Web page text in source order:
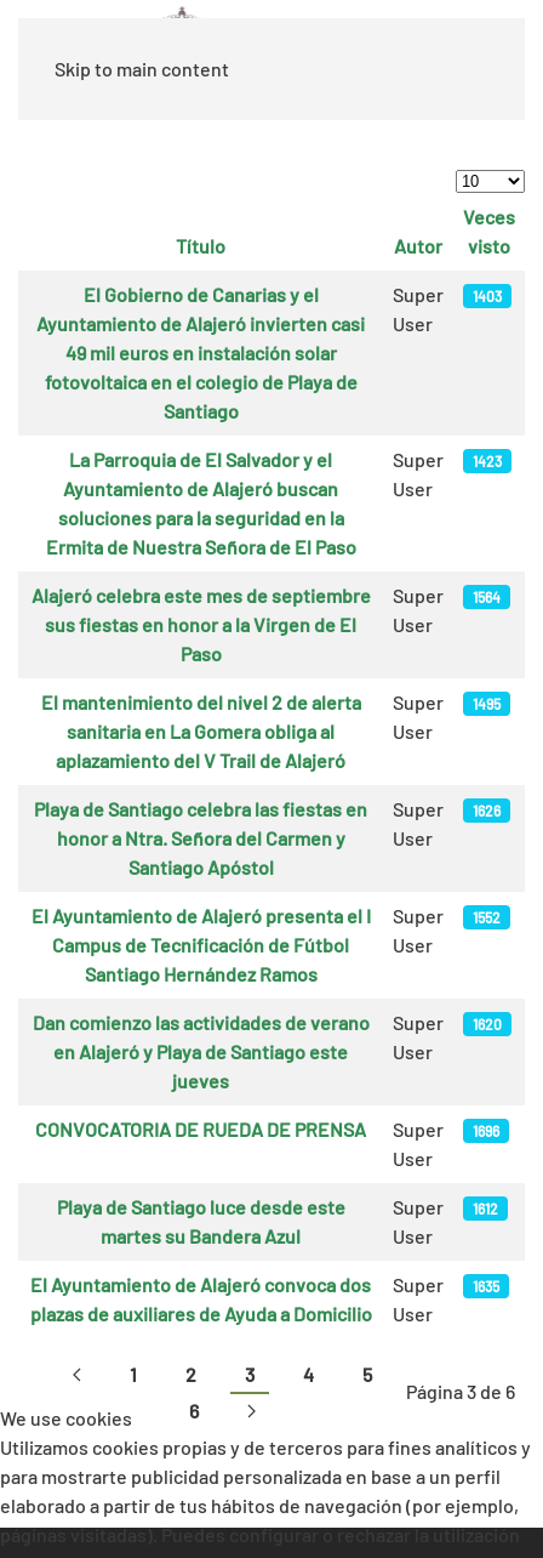
Skip to main content
Cantidad
Artículos
Título Autor
Veces
visto
El Gobierno de Canarias y el
Ayuntamiento de Alajeró invierten casi
49 mil euros en instalación solar
fotovoltaica en el colegio de Playa de
Santiago
Super
User
1403
La Parroquia de El Salvador y el
Ayuntamiento de Alajeró buscan
soluciones para la seguridad en la
Ermita de Nuestra Señora de El Paso
Super
User
1423
Alajeró celebra este mes de septiembre
sus fiestas en honor a la Virgen de El
Paso
Super
User
1564
El mantenimiento del nivel 2 de alerta
sanitaria en La Gomera obliga al
aplazamiento del V Trail de Alajeró
Super
User
1495
Playa de Santiago celebra las fiestas en
honor a Ntra. Señora del Carmen y
Santiago Apóstol
Super
User
1626
El Ayuntamiento de Alajeró presenta el I
Campus de Tecnificación de Fútbol
Santiago Hernández Ramos
Super
User
1552
Dan comienzo las actividades de verano
en Alajeró y Playa de Santiago este
jueves
Super
User
1620
CONVOCATORIA DE RUEDA DE PRENSA
Super
User
1696
Playa de Santiago luce desde este
martes su Bandera Azul
Super
User
1612
El Ayuntamiento de Alajeró convoca dos
plazas de auxiliares de Ayuda a Domicilio
Super
User
1635
Página 3 de 6
1 2 3 4
5
6
We use cookies
Utilizamos cookies propias y de terceros para fines analíticos y
para mostrarte publicidad personalizada en base a un perfil
elaborado a partir de tus hábitos de navegación (por ejemplo,
páginas visitadas). Puedes configurar o rechazar la utilización